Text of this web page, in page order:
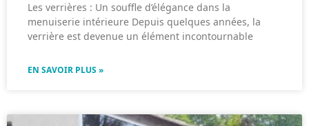
Les verrières : Un souffle d’élégance dans la
menuiserie intérieure Depuis quelques années, la
verrière est devenue un élément incontournable
EN SAVOIR PLUS »